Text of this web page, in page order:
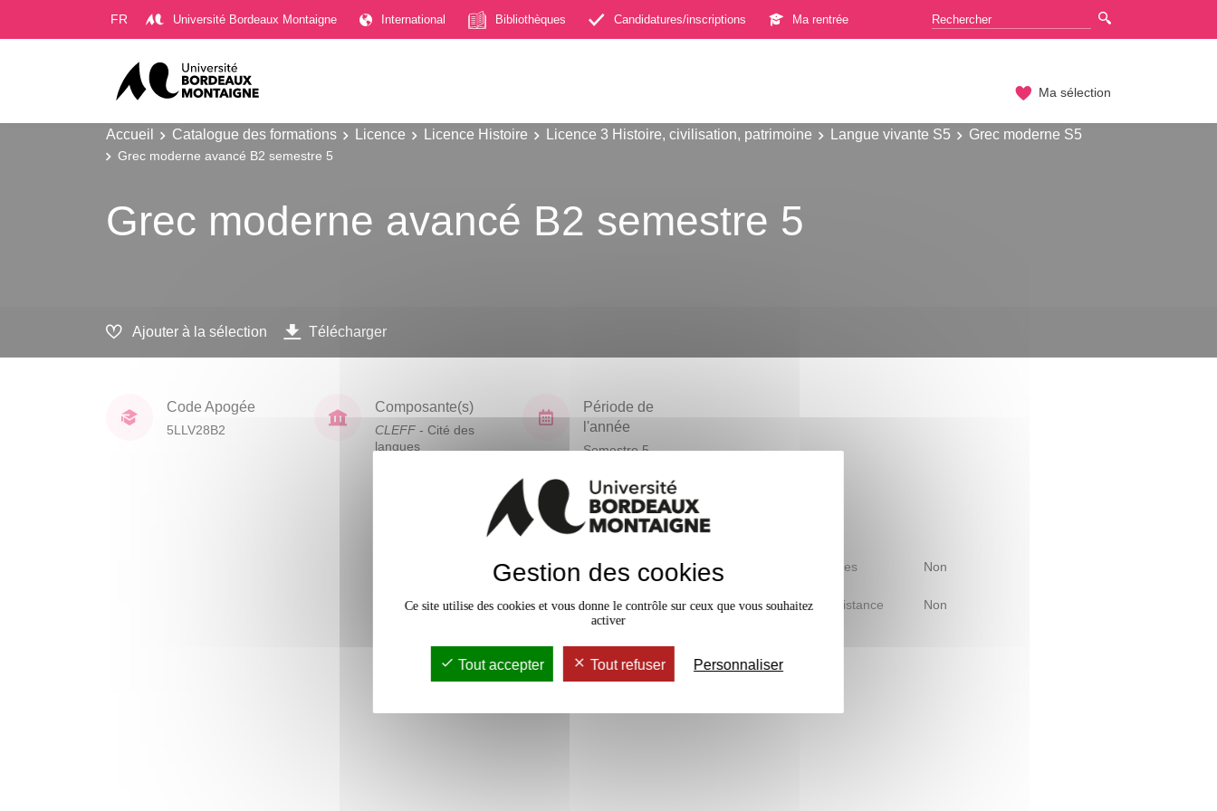
FR Université Bordeaux Montaigne International Bibliothèques Candidatures/inscriptions Ma rentrée
Ma sélection
Accueil Catalogue des formations Licence Licence Histoire Licence 3 Histoire, civilisation, patrimoine Langue vivante S5 Grec moderne S5
Grec moderne avancé B2 semestre 5
Grec moderne avancé B2 semestre 5
Ajouter à la sélection Télécharger
Code Apogée
5LLV28B2
Composante(s)
CLEFF - Cité des
langues
Période de
l'année
Semestre 5
Mobilité d'études Non
Accessible à distance Non
Gestion des cookies
Ce site utilise des cookies et vous donne le contrôle sur ceux que vous souhaitez
activer
Tout accepter Tout refuser Personnaliser